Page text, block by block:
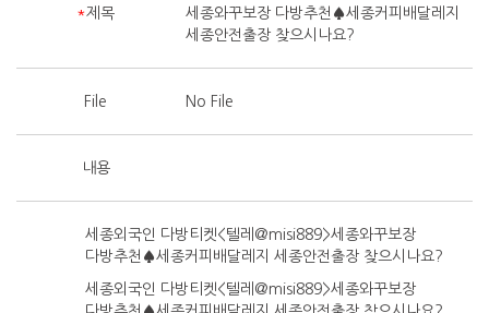
*제목
세종와꾸보장 다방추천♠세종커피배달레지
세종안전출장 찾으시나요?
File No File
내용
세종외국인 다방티켓<텔레@misi889>세종와꾸보장
다방추천♠세종커피배달레지 세종안전출장 찾으시나요?
세종외국인 다방티켓<텔레@misi889>세종와꾸보장